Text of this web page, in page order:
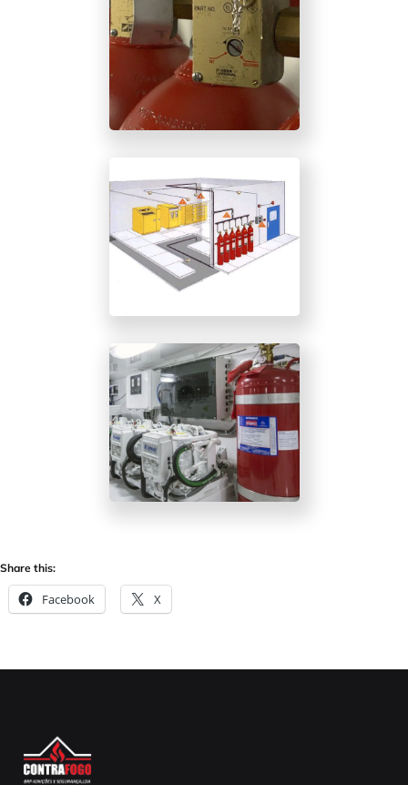
Share this:
Facebook X